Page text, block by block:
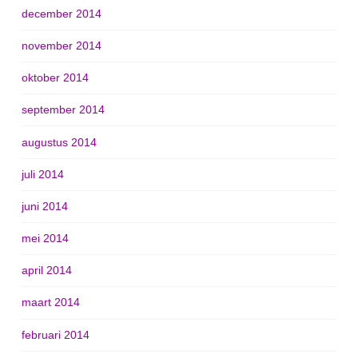
december 2014
november 2014
oktober 2014
september 2014
augustus 2014
juli 2014
juni 2014
mei 2014
april 2014
maart 2014
februari 2014